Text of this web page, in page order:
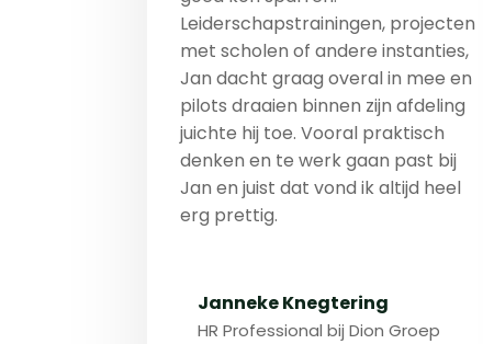
Leiderschapstrainingen, projecten
met scholen of andere instanties,
Jan dacht graag overal in mee en
pilots draaien binnen zijn afdeling
juichte hij toe. Vooral praktisch
denken en te werk gaan past bij
Jan en juist dat vond ik altijd heel
erg prettig.
Janneke Knegtering
HR Professional bij Dion Groep